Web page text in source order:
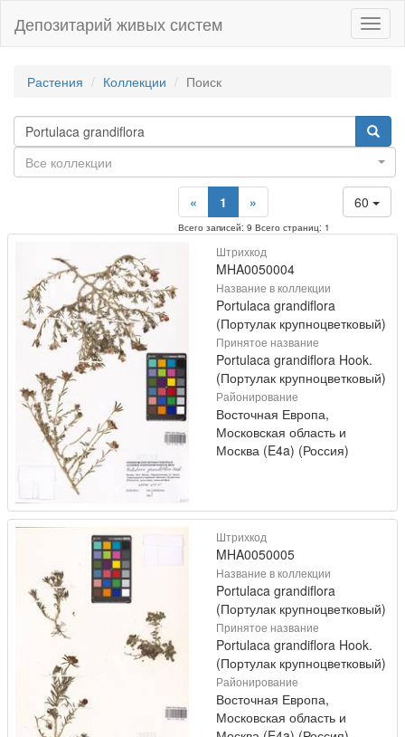
Депозитарий живых систем
Растения Коллекции Поиск
Все коллекции
60
« 1 »
Всего записей: 9 Всего страниц: 1
Штрихкод
MHA0050004
Название в коллекции
Portulaca grandiflora
(Портулак крупноцветковый)
Принятое название
Portulaca grandiflora Hook.
(Портулак крупноцветковый)
Районирование
Восточная Европа,
Московская область и
Москва (E4a) (Россия)
Штрихкод
MHA0050005
Название в коллекции
Portulaca grandiflora
(Портулак крупноцветковый)
Принятое название
Portulaca grandiflora Hook.
(Портулак крупноцветковый)
Районирование
Восточная Европа,
Московская область и